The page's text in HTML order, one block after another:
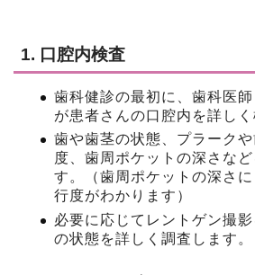
1. 口腔内検査
歯科健診の最初に、歯科医
が患者さんの口腔内を詳しく
歯や歯茎の状態、プラーク
度、歯周ポケットの深さな
す。（歯周ポケットの深さ
行度がわかります）
必要に応じてレントゲン撮
の状態を詳しく調査します。